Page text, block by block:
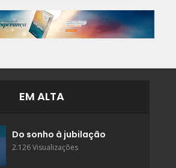
EM ALTA
Do sonho à jubilação
2.126 Visualizações